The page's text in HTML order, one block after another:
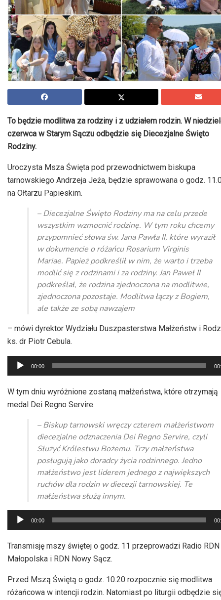
To będzie modlitwa za rodziny i z udziałem rodzin. W
czerwca w Starym Sączu odbędzie się Diecezjalne Święto
Rodziny.
Uroczysta Msza Święta pod przewodnictwem biskupa
tarnowskiego Andrzeja Jeża, będzie sprawowana o godz.
na Ołtarzu Papieskim.
– Diecezjalne Święto Rodziny ma na celu przede
wszystkim wzmocnić rodzinę. W tym roku chcemy
przypomnieć słowa św. Jana Pawła II, które wyraził
w dokumencie o różańcu Rosarium Virginis
Mariae. Papież podkreślił w nim, że warto i trzeba
modlić się z rodzinami i za rodziny. Jan Paweł II
podkreślał, że rodzina zjednoczona na modlitwie,
zjednoczona pozostaje. Modlitwa łączy z Bogiem,
ale także ze sobą nawzajem
– mówi dyrektor Wydziału Duszpasterstwa Małżeństw i
ks. dr Piotr Cebula.
Odtwarzacz
plików
dźwiękowych
00:00
W tym dniu wyróżnione zostaną małżeństwa, które otrzymają
medal Dei Regno Servire.
– Biskup tarnowski wręczy czterem małżeństwom
diecezjalne odznaczenia Dei Regno Servire, czyli
Służyć Królestwu Bożemu. Trzy małżeństwa
posługują jako doradcy życia rodzinnego. Jedno
małżeństwo jest liderem jednego z największych
ruchów dla rodzin w diecezji tarnowskiej. Te
małżeństwa służą innym.
Odtwarzacz
plików
dźwiękowych
00:00
Transmisję mszy świętej o godz. 11 przeprowadzi Radio RDN
Małopolska i RDN Nowy Sącz.
Przed Mszą Świętą o godz. 10.20 rozpocznie się modlitwa
różańcowa w intencji rodzin. Natomiast po liturgii odbędzie